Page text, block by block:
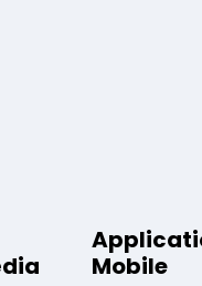
Mobile